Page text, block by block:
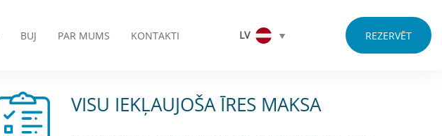
BUJ PAR MUMS KONTAKTI LV REZERVĒT
VISU IEKĻAUJOŠA ĪRES MAKSA